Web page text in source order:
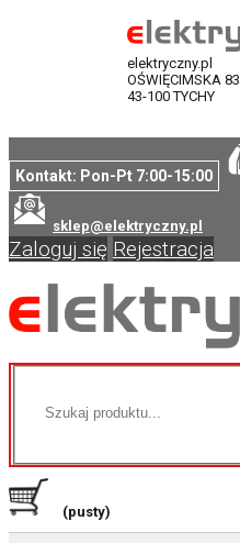
elektryczny.pl
OŚWIĘCIMSKA 83
43-100 TYCHY
Kontakt: Pon-Pt 7:00-15:00
sklep@elektryczny.pl
Zaloguj się Rejestracja
(pusty)